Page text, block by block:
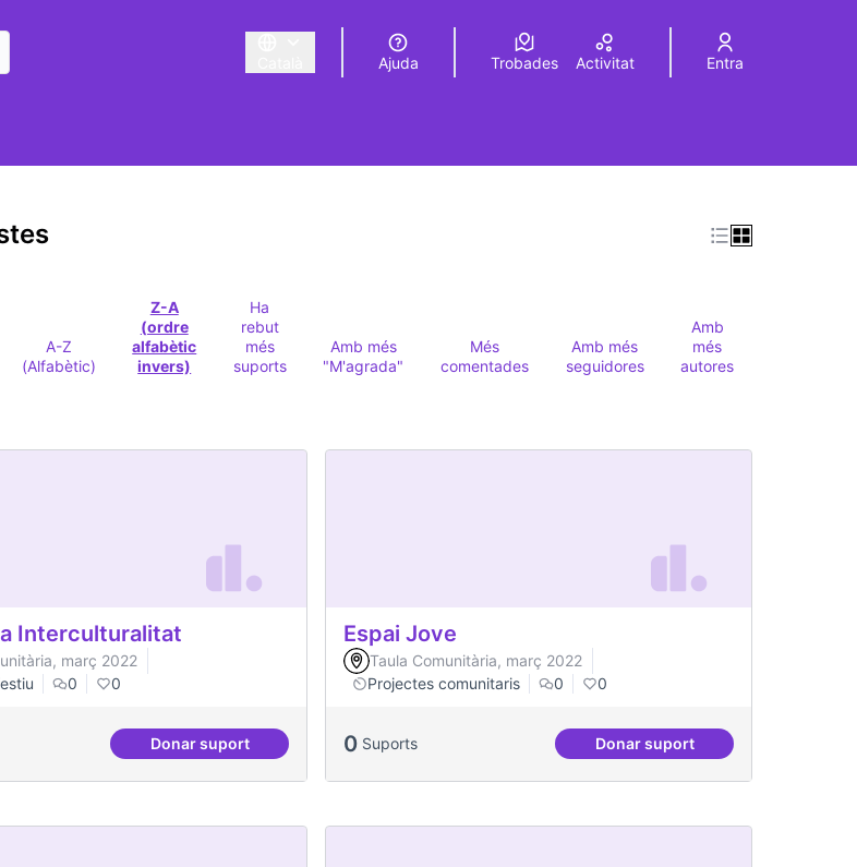
Triar la llengua Elegir el idioma Choose language
Ajuda Trobades Activitat Entra
A-Z
(Alfabètic)
Z-A
(ordre
alfabètic
invers)
Ha
rebut
més
suports
Amb més
"M'agrada"
Més
comentades
Amb més
seguidores
Amb
més
autores
Interculturalitat
març 2022
0 0
Donar suportFesta de la Interculturalitat
Espai Jove
Taula Comunitària, març 2022
Projectes comunitaris
0 0
0 Suports Donar suport
Espai Jove